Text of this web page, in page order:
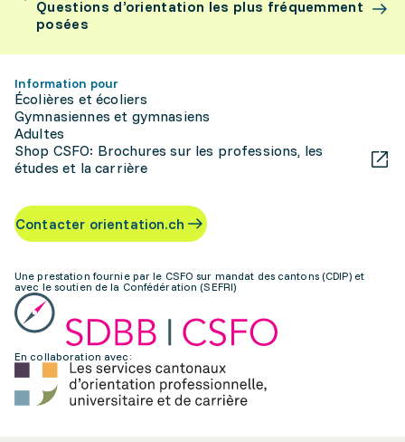
Questions d’orientation les plus fréquemment
posées
Information pour
Écolières et écoliers
Gymnasiennes et gymnasiens
Adultes
Shop CSFO: Brochures sur les professions, les
études et la carrière
Contacter orientation.ch
Une prestation fournie par le CSFO sur mandat des cantons (CDIP) et
avec le soutien de la Confédération (SEFRI)
En collaboration avec: